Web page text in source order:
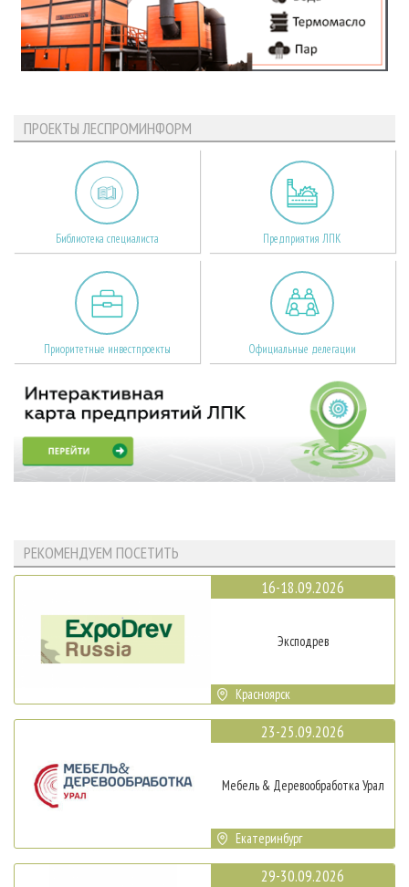
ПРОЕКТЫ ЛЕСПРОМИНФОРМ
Библиотека специалиста Предприятия ЛПК
Приоритетные инвестпроекты Официальные делегации
РЕКОМЕНДУЕМ ПОСЕТИТЬ
16-18.09.2026
Эксподрев
Красноярск
23-25.09.2026
Мебель & Деревообработка Урал
Екатеринбург
29-30.09.2026